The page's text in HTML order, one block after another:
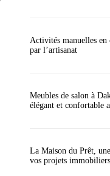
Activités manuelles
par l’artisanat
Meubles de salon à
élégant et confortable
La Maison du Prêt,
vos projets immobiliers